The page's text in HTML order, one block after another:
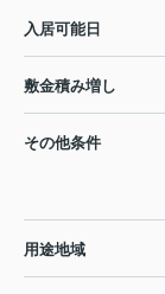
入居可能日
敷金積み増し
その他条件
用途地域